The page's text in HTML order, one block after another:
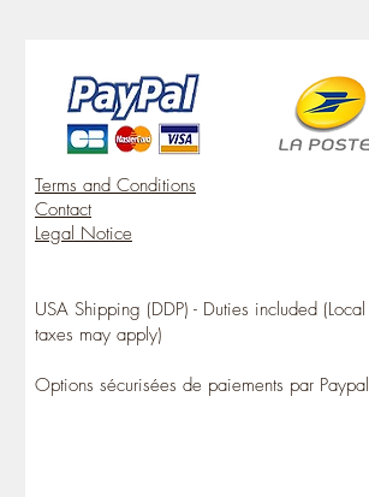
Terms and Conditions
Contact
Legal Notice
USA Shipping (DDP) - Duties included (Local
taxes may apply)
Options sécurisées de paiements par Paypal